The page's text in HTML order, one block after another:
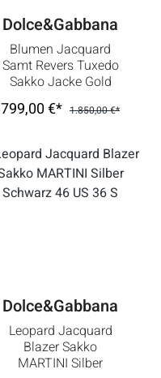
Dolce&Gabbana
Blumen Jacquard
Samt Revers Tuxedo
Sakko Jacke Gold
Pink 44 XS
799,00 €* 1.850,00 €*
Dolce&Gabbana
Leopard Jacquard
Blazer Sakko
MARTINI Silber